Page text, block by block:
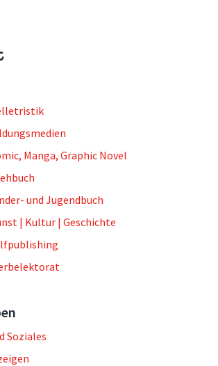
Manga, Graphic Novel
und Jugendbuch
| Kultur | Geschichte
Soziales